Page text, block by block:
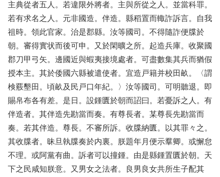
主典從者五人。若違限外將者。主與所從之人。並當科罪。
若有求名之人。元非國造。伴造。縣稻置而輙詐訴言。自我
祖時。領此官家。治是郡縣。汝等國司。不得隨詐便牒於
朝。審得實状而後可申。又於閑曠之所。起造兵庫。收聚國
郡刀甲弓矢。邊國近與蝦夷接境處者。可盡數集其兵而猶假
授本主。其於倭國六縣被遣使者。宜造戸籍并校田畝。〈謂
検覈墾田。頃畝及民戸口年紀。〉汝等國司。可明聽退。即
賜帛布各有差。是日。設鍾匱於朝而詔曰。若憂訴之人。有
伴造者。其伴造先勘當而奏。有尊長者。某尊長先勘當而
奏。若其伴造。尊長。不審所訴。收牒納匱。以其罪々之。
其收牒者。昧旦執牒奏於内裏。朕題年月便示羣卿。或懈怠
不理。或阿黨有曲。訴者可以撞鍾。由是縣鍾置匱於朝。天
下之民咸知朕意。又男女之法者。良男良女共所生子配其